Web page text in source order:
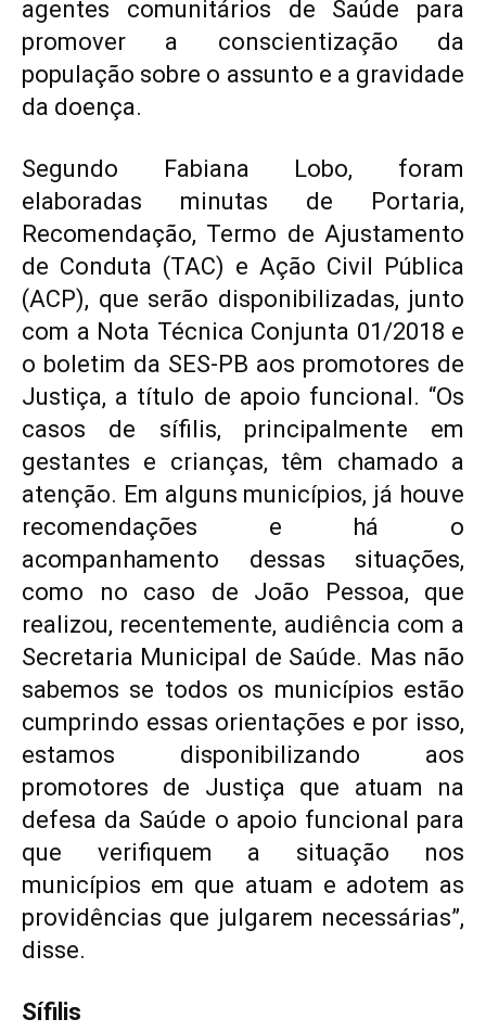
agentes comunitários de Saúde para
promover a conscientização da
população sobre o assunto e a gravidade
da doença.
Segundo Fabiana Lobo, foram
elaboradas minutas de Portaria,
Recomendação, Termo de Ajustamento
de Conduta (TAC) e Ação Civil Pública
(ACP), que serão disponibilizadas, junto
com a Nota Técnica Conjunta 01/2018 e
o boletim da SES-PB aos promotores de
Justiça, a título de apoio funcional. “Os
casos de sífilis, principalmente em
gestantes e crianças, têm chamado a
atenção. Em alguns municípios, já houve
recomendações e há o
acompanhamento dessas situações,
como no caso de João Pessoa, que
realizou, recentemente, audiência com a
Secretaria Municipal de Saúde. Mas não
sabemos se todos os municípios estão
cumprindo essas orientações e por isso,
estamos disponibilizando aos
promotores de Justiça que atuam na
defesa da Saúde o apoio funcional para
que verifiquem a situação nos
municípios em que atuam e adotem as
providências que julgarem necessárias”,
disse.
Sífilis